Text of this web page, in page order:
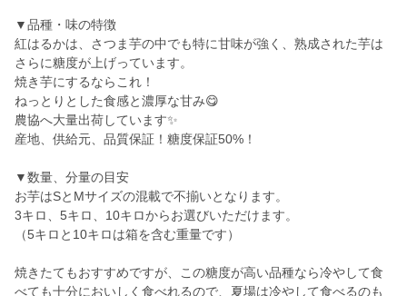
▼品種・味の特徴
紅はるかは、さつま芋の中でも特に甘味が強く、熟成された芋は
さらに糖度が上げっています。
焼き芋にするならこれ！
ねっとりとした食感と濃厚な甘み😋
農協へ大量出荷しています✨
産地、供給元、品質保証！糖度保証50%！
▼数量、分量の目安
お芋はSとMサイズの混載で不揃いとなります。
3キロ、5キロ、10キロからお選びいただけます。
（5キロと10キロは箱を含む重量です）
焼きたてもおすすめですが、この糖度が高い品種なら冷やして食
べても十分においしく食べれるので、夏場は冷やして食べるのも